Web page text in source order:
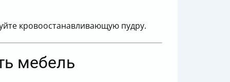
кровоостанавливающую пудру.
мебель